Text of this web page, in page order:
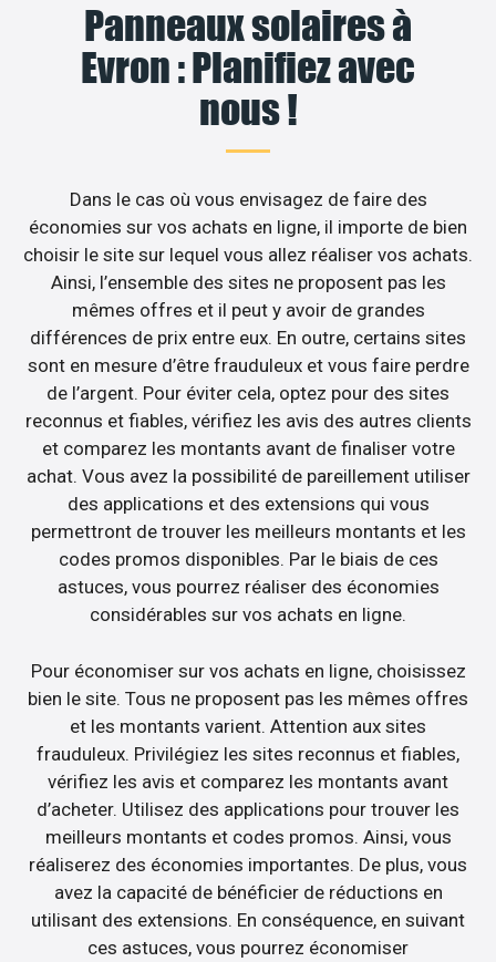
Panneaux solaires à
Evron : Planifiez avec
nous !
Dans le cas où vous envisagez de faire des
économies sur vos achats en ligne, il importe de bien
choisir le site sur lequel vous allez réaliser vos achats.
Ainsi, l’ensemble des sites ne proposent pas les
mêmes offres et il peut y avoir de grandes
différences de prix entre eux. En outre, certains sites
sont en mesure d’être frauduleux et vous faire perdre
de l’argent. Pour éviter cela, optez pour des sites
reconnus et fiables, vérifiez les avis des autres clients
et comparez les montants avant de finaliser votre
achat. Vous avez la possibilité de pareillement utiliser
des applications et des extensions qui vous
permettront de trouver les meilleurs montants et les
codes promos disponibles. Par le biais de ces
astuces, vous pourrez réaliser des économies
considérables sur vos achats en ligne.
Pour économiser sur vos achats en ligne, choisissez
bien le site. Tous ne proposent pas les mêmes offres
et les montants varient. Attention aux sites
frauduleux. Privilégiez les sites reconnus et fiables,
vérifiez les avis et comparez les montants avant
d’acheter. Utilisez des applications pour trouver les
meilleurs montants et codes promos. Ainsi, vous
réaliserez des économies importantes. De plus, vous
avez la capacité de bénéficier de réductions en
utilisant des extensions. En conséquence, en suivant
ces astuces, vous pourrez économiser